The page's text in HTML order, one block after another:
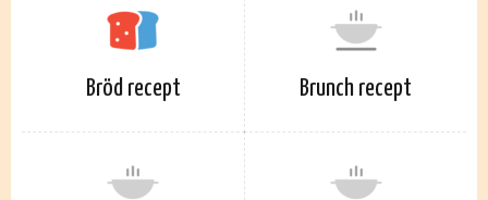
Bröd recept Brunch recept